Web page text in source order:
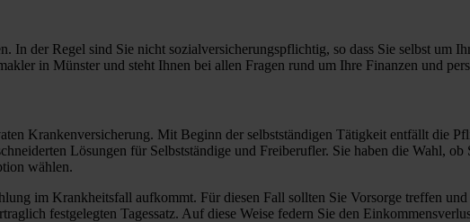
In der Regel sind Sie nicht sozialversicherungspflichtig, so dass Sie selbst um
in Münster und steht Ihnen bei allen Fragen rund um Ihre Finanzen und
Krankenversicherung. Mit Beginn der selbstständigen Tätigkeit entfällt die
Lösungen für Selbstständige und Freiberufler. Sie haben die Wahl,
wählen.
im Krankheitsfall aufkommt. Für diesen Fall sollten Sie Vorsorge treffen
festgelegten Tagessatz. Auf diese Weise federn Sie den